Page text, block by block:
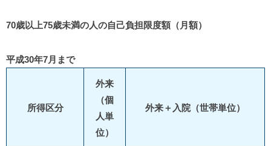
70歳以上75歳未満の人の自己負担限度額（月額）
平成30年7月まで
所得区分
外来
（個
人単
位）
外来＋入院（世帯単位）